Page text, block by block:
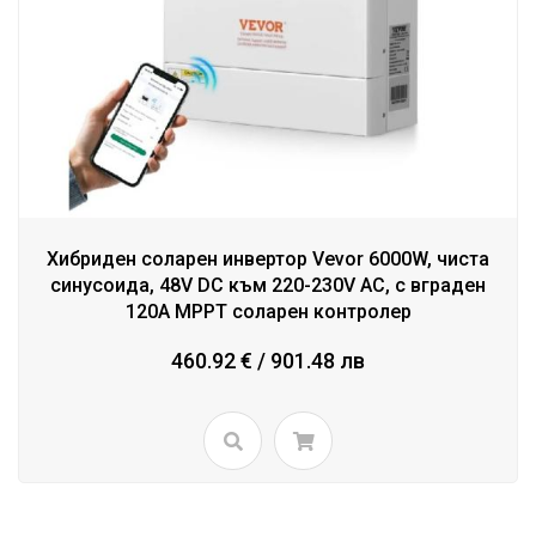
Хибриден соларен инвертор Vevor 6000W, чиста
синусоида, 48V DC към 220-230V AC, с вграден
120A MPPT соларен контролер
460.92 € / 901.48 лв